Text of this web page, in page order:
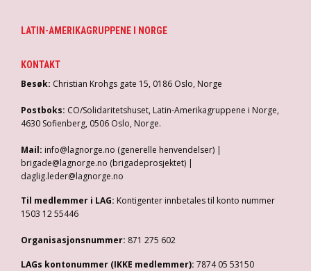
LATIN-AMERIKAGRUPPENE I NORGE
KONTAKT
Besøk: Christian Krohgs gate 15, 0186 Oslo, Norge
Postboks: CO/Solidaritetshuset, Latin-Amerikagruppene i Norge,
4630 Sofienberg, 0506 Oslo, Norge.
Mail: info@lagnorge.no (generelle henvendelser) |
brigade@lagnorge.no (brigadeprosjektet) |
daglig.leder@lagnorge.no
Til medlemmer i LAG: Kontigenter innbetales til konto nummer
1503 12 55446
Organisasjonsnummer: 871 275 602
LAGs kontonummer (IKKE medlemmer): 7874 05 53150